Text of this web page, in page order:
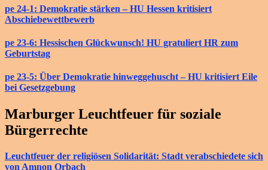
pe 24-1: Demokratie stärken – HU Hessen kritisiert
Abschiebewettbewerb
pe 23-6: Hessischen Glückwunsch! HU gratuliert HR zum
Geburtstag
pe 23-5: Über Demokratie hinweggehuscht – HU kritisiert Eile
bei Gesetzgebung
Marburger Leuchtfeuer für soziale
Bürgerrechte
Leuchtfeuer der religiösen Solidarität: Stadt verabschiedete sich
von Amnon Orbach